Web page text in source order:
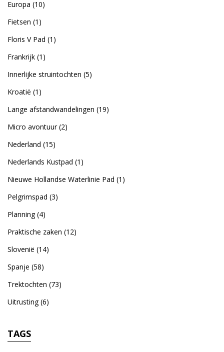
Europa (10)
Fietsen (1)
Floris V Pad (1)
Frankrijk (1)
Innerlijke struintochten (5)
Kroatië (1)
Lange afstandwandelingen (19)
Micro avontuur(2)
Nederland (15)
Nederlands Kustpad (1)
Nieuwe Hollandse Waterlinie Pad (1)
Pelgrimspad (3)
Planning(4)
Praktische zaken (12)
Slovenië (14)
Spanje (58)
Trektochten (73)
Uitrusting(6)
TAGS